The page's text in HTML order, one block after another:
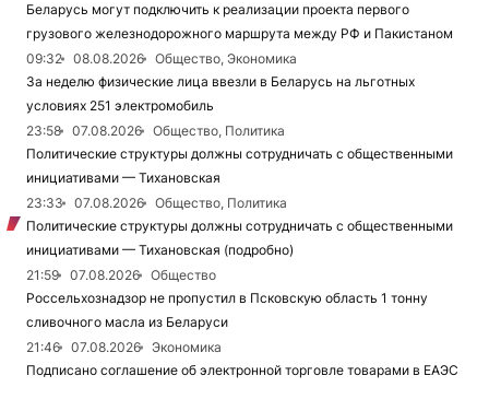
Беларусь могут подключить к реализации проекта первого
грузового железнодорожного маршрута между РФ и Пакистаном
09:32
08.08.2026
Общество, Экономика
За неделю физические лица ввезли в Беларусь на льготных
условиях 251 электромобиль
23:58
07.08.2026
Общество, Политика
Политические структуры должны сотрудничать с общественными
инициативами — Тихановская
23:33
07.08.2026
Общество, Политика
Политические структуры должны сотрудничать с общественными
инициативами — Тихановская (подробно)
21:59
07.08.2026
Общество
Россельхознадзор не пропустил в Псковскую область 1 тонну
сливочного масла из Беларуси
21:46
07.08.2026
Экономика
Подписано соглашение об электронной торговле товарами в ЕАЭС